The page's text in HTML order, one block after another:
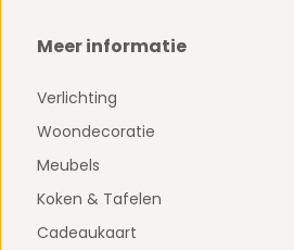
Meer informatie
Verlichting
Woondecoratie
Meubels
Koken & Tafelen
Cadeaukaart